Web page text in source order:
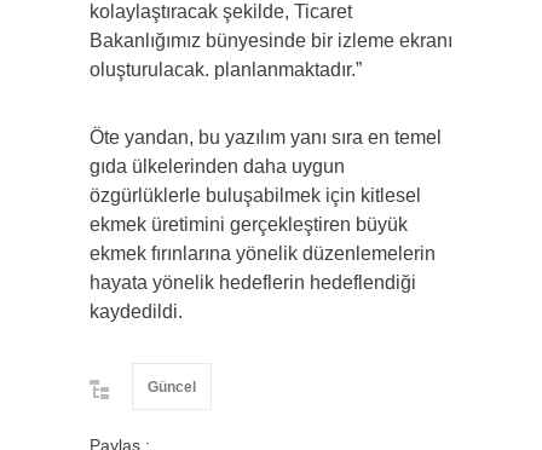
kolaylaştıracak şekilde, Ticaret
Bakanlığımız bünyesinde bir izleme ekranı
oluşturulacak. planlanmaktadır.”
Öte yandan, bu yazılım yanı sıra en temel
gıda ülkelerinden daha uygun
özgürlüklerle buluşabilmek için kitlesel
ekmek üretimini gerçekleştiren büyük
ekmek fırınlarına yönelik düzenlemelerin
hayata yönelik hedeflerin hedeflendiği
kaydedildi.
Güncel
Paylaş :